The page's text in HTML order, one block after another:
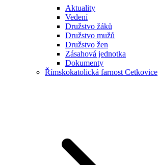
Aktuality
Vedení
Družstvo žáků
Družstvo mužů
Družstvo žen
Zásahová jednotka
Dokumenty
Římskokatolická farnost Cetkovice